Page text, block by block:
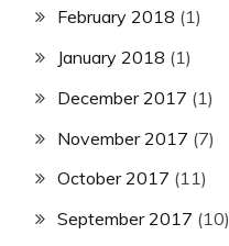
February 2018 (1)
January 2018 (1)
December 2017 (1)
November 2017 (7)
October 2017 (11)
September 2017 (10)